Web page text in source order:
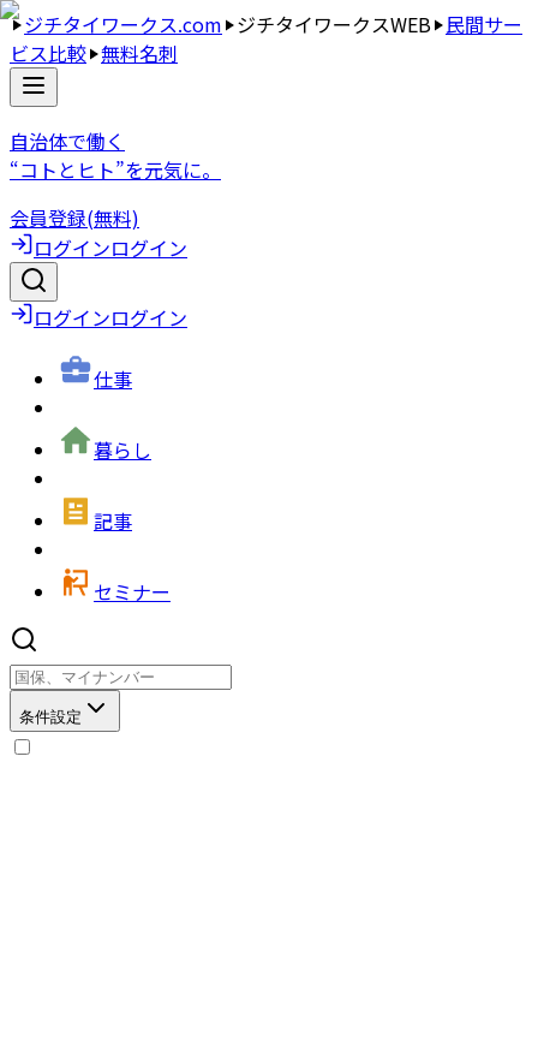
ジチタイワークス.com ジチタイワークスWEB 民間サー
ビス比較 無料名刺
自治体で働く
“コトとヒト”を元気に。
会員登録(無料)
ログインログイン
ログインログイン
仕事
暮らし
記事
セミナー
条件設定